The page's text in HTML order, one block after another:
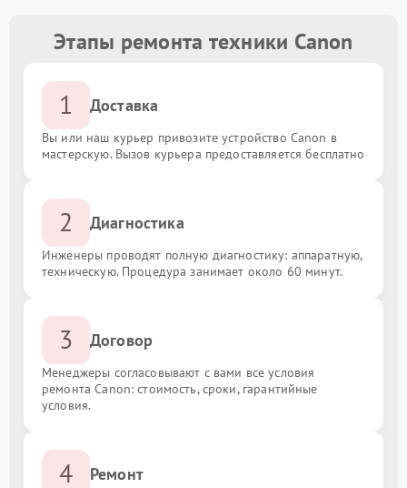
Этапы ремонта техники Canon
1 Доставка
Вы или наш курьер привозите устройство Canon в
мастерскую. Вызов курьера предоставляется бесплатно
2 Диагностика
Инженеры проводят полную диагностику: аппаратную,
техническую. Процедура занимает около 60 минут.
3 Договор
Менеджеры согласовывают с вами все условия
ремонта Canon: стоимость, сроки, гарантийные
условия.
4 Ремонт